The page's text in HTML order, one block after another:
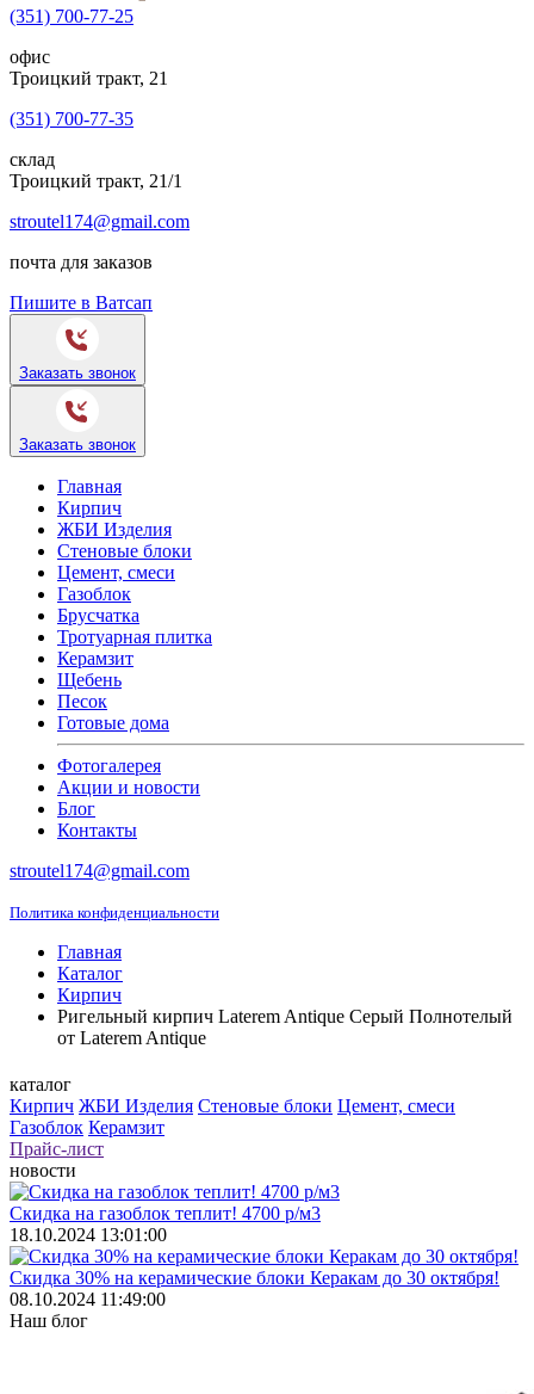
(351) 700-77-25
офис
Троицкий тракт, 21
(351) 700-77-35
склад
Троицкий тракт, 21/1
stroutel174@gmail.com
почта для заказов
Пишите в Ватсап
Заказать звонок
Заказать звонок
Главная
Кирпич
ЖБИ Изделия
Стеновые блоки
Цемент, смеси
Газоблок
Брусчатка
Тротуарная плитка
Керамзит
Щебень
Песок
Готовые дома
Фотогалерея
Акции и новости
Блог
Контакты
stroutel174@gmail.com
Политика конфиденциальности
Главная
Каталог
Кирпич
Ригельный кирпич Laterem Antique Серый Полнотелый
от Laterem Antique
каталог
Кирпич ЖБИ Изделия Стеновые блоки Цемент, смеси
Газоблок Керамзит
Прайс-лист
новости
Скидка на газоблок теплит! 4700 р/м3
18.10.2024 13:01:00
Скидка 30% на керамические блоки Керакам до 30 октября!
08.10.2024 11:49:00
Наш блог